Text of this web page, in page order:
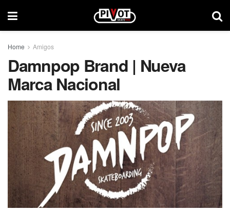
Home Amigos
Damnpop Brand | Nueva
Marca Nacional